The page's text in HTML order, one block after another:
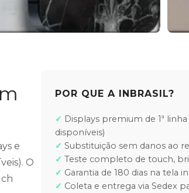
e
O
POR QUE A INBRASIL?
Displays premium de 1ª
disponíveis)
Substituição sem danos ao
Teste completo de touch,
Garantia de 180 dias na tela
Coleta e entrega via Sedex